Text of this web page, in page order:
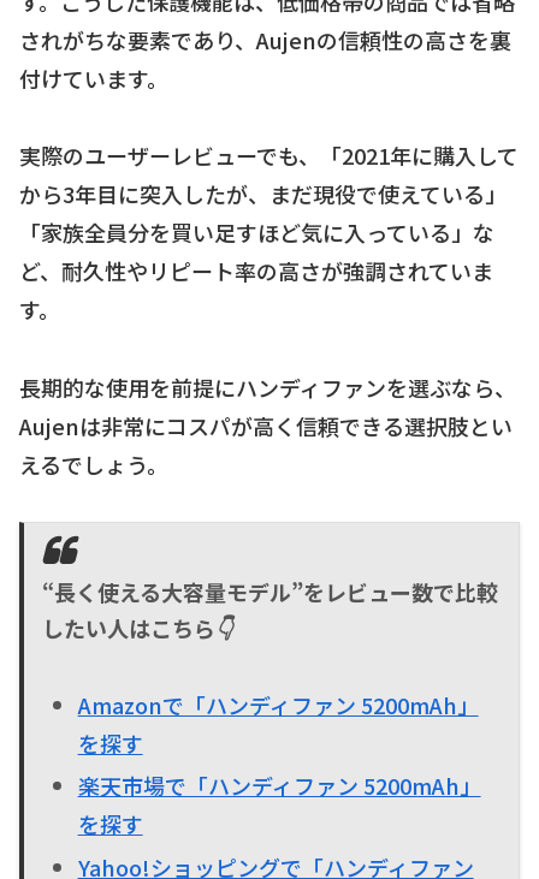
されがちな要素であり、Aujenの信頼性の高さを裏
付けています。
実際のユーザーレビューでも、「2021年に購入して
から3年目に突入したが、まだ現役で使えている」
「家族全員分を買い足すほど気に入っている」な
ど、耐久性やリピート率の高さが強調されていま
す。
長期的な使用を前提にハンディファンを選ぶなら、
Aujenは非常にコスパが高く信頼できる選択肢とい
えるでしょう。
“長く使える大容量モデル”をレビュー数で比較
したい人はこちら👇
Amazonで「ハンディファン 5200mAh」
を探す
楽天市場で「ハンディファン 5200mAh」
を探す
Yahoo!ショッピングで「ハンディファン